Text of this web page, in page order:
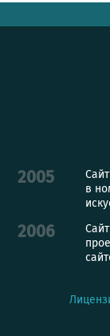
2005
в
2006